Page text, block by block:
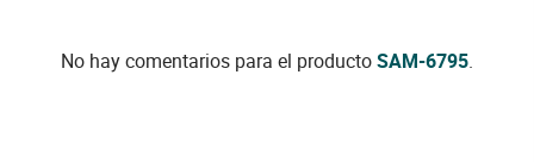
No hay comentarios para el productoSAM-6795.